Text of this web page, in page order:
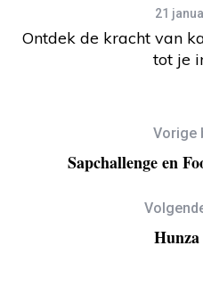
21
Ontdek de kracht van
tot je
Vorige
Sapchallenge en